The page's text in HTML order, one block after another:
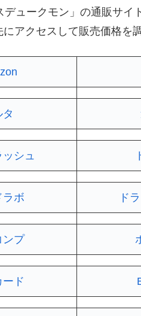
デュークモン」の通販サ
アクセスして販売価格を
シュ
ラボ ド
ンプ
ード